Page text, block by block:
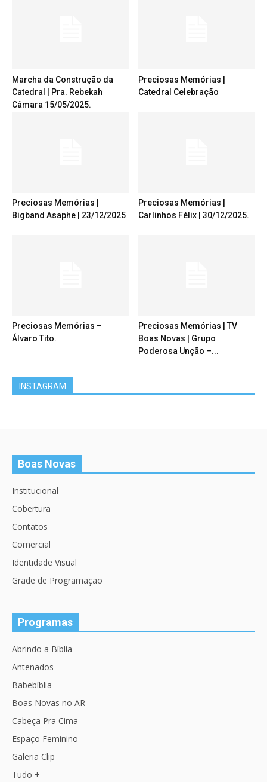
Marcha da Construção da
Catedral | Pra. Rebekah
Câmara 15/05/2025.
Preciosas Memórias |
Catedral Celebração
Preciosas Memórias |
Bigband Asaphe | 23/12/2025
Preciosas Memórias |
Carlinhos Félix | 30/12/2025.
Preciosas Memórias –
Álvaro Tito.
Preciosas Memórias | TV
Boas Novas | Grupo
Poderosa Unção –...
INSTAGRAM
Boas Novas
Institucional
Cobertura
Contatos
Comercial
Identidade Visual
Grade de Programação
Programas
Abrindo a Bíblia
Antenados
Babebíblia
Boas Novas no AR
Cabeça Pra Cima
Espaço Feminino
Galeria Clip
Tudo +